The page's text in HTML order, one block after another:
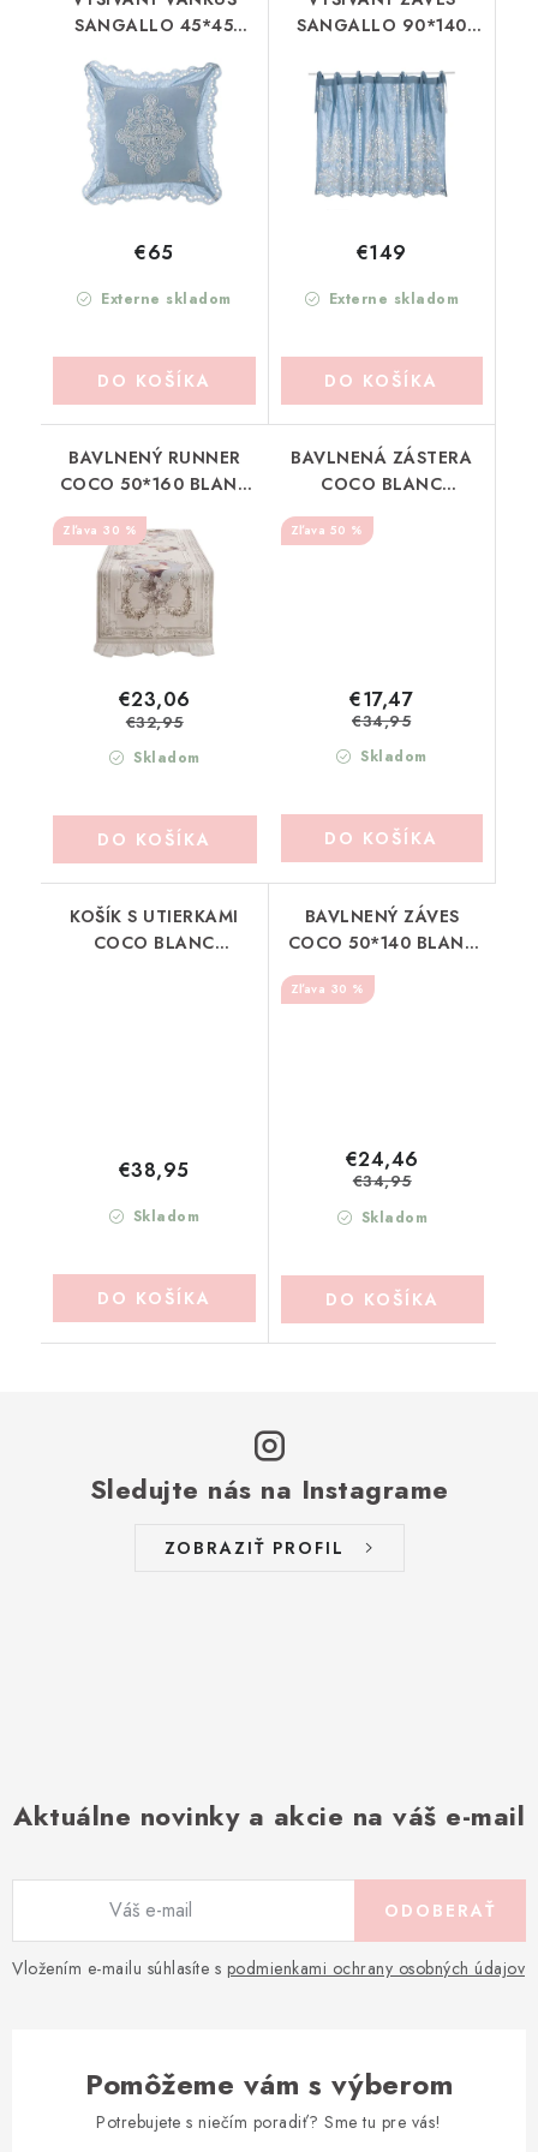
SANGALLO 45*45
(A4007299AZ)
Externe skladom
€65
DO KOŠÍKA
SANGALLO 90*140
(A40071)
Externe skladom
€149
DO KOŠÍKA
BAVLNENÝ RUNNER
COCO 50*160 BLANC
30 %
Skladom
€23,06
€32,95
DO KOŠÍKA
BAVLNENÁ ZÁSTERA
COCO BLANC
50 %
Skladom
€17,47
€34,95
DO KOŠÍKA
KOŠÍK S UTIERKAMI
COCO BLANC
Skladom
€38,95
DO KOŠÍKA
BAVLNENÝ ZÁVES
COCO 50*140 BLANC
MARICLO (A39836)
30 %
Skladom
€24,46
€34,95
DO KOŠÍKA
Sledujte nás na Instagrame
ZOBRAZIŤ PROFIL
Aktuálne novinky a akcie na váš e-mail
Vložením e-mailu súhlasíte s podmienkami ochrany osobných údajov
ODOBERAŤ
Pomôžeme vám s výberom
Potrebujete s niečím poradiť? Sme tu pre vás!